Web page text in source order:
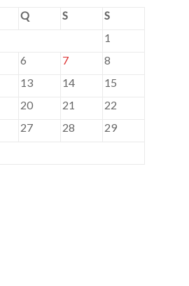
Q S
S
1
6 7
8
13 14
15
20 21
22
27 28
29